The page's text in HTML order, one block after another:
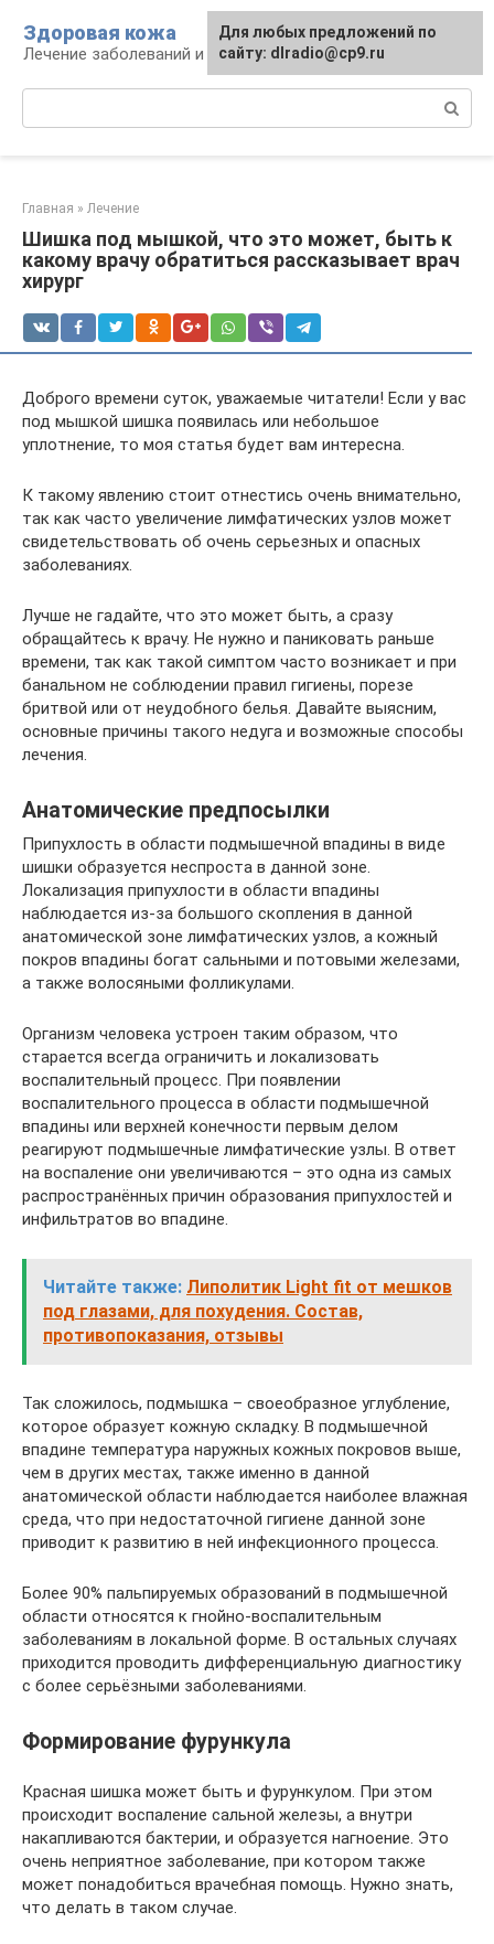
контенту
Здоровая кожа
Лечение заболеваний и уход за кожей
Главная » Лечение
Шишка под мышкой, что это может, быть к
какому врачу обратиться рассказывает врач
хирург
Доброго времени суток, уважаемые читатели! Если у вас
под мышкой шишка появилась или небольшое
уплотнение, то моя статья будет вам интересна.
К такому явлению стоит отнестись очень внимательно,
так как часто увеличение лимфатических узлов может
свидетельствовать об очень серьезных и опасных
заболеваниях.
Лучше не гадайте, что это может быть, а сразу
обращайтесь к врачу. Не нужно и паниковать раньше
времени, так как такой симптом часто возникает и при
банальном не соблюдении правил гигиены, порезе
бритвой или от неудобного белья. Давайте выясним,
основные причины такого недуга и возможные способы
лечения.
Анатомические предпосылки
Припухлость в области подмышечной впадины в виде
шишки образуется неспроста в данной зоне.
Локализация припухлости в области впадины
наблюдается из-за большого скопления в данной
анатомической зоне лимфатических узлов, а кожный
покров впадины богат сальными и потовыми железами,
а также волосяными фолликулами.
Организм человека устроен таким образом, что
старается всегда ограничить и локализовать
воспалительный процесс. При появлении
воспалительного процесса в области подмышечной
впадины или верхней конечности первым делом
реагируют подмышечные лимфатические узлы. В ответ
на воспаление они увеличиваются – это одна из самых
распространённых причин образования припухлостей и
инфильтратов во впадине.
Читайте также: Липолитик Light fit от мешков
под глазами, для похудения. Состав,
противопоказания, отзывы
Так сложилось, подмышка – своеобразное углубление,
которое образует кожную складку. В подмышечной
впадине температура наружных кожных покровов выше,
чем в других местах, также именно в данной
анатомической области наблюдается наиболее влажная
среда, что при недостаточной гигиене данной зоне
приводит к развитию в ней инфекционного процесса.
Более 90% пальпируемых образований в подмышечной
области относятся к гнойно-воспалительным
заболеваниям в локальной форме. В остальных случаях
приходится проводить дифференциальную диагностику
с более серьёзными заболеваниями.
Формирование фурункула
Красная шишка может быть и фурункулом. При этом
происходит воспаление сальной железы, а внутри
накапливаются бактерии, и образуется нагноение. Это
очень неприятное заболевание, при котором также
может понадобиться врачебная помощь. Нужно знать,
что делать в таком случае.
Для любых предложений по
сайту: dlradio@cp9.ru